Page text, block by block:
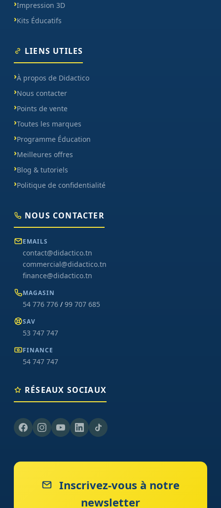
Impression 3D
Kits Éducatifs
LIENS UTILES
À propos de Didactico
Nous contacter
Points de vente
Toutes les marques
Programme Éducation
Meilleures offres
Blog & tutoriels
Politique de confidentialité
NOUS CONTACTER
EMAILS
contact@didactico.tn
commercial@didactico.tn
finance@didactico.tn
MAGASIN
54 776 776 / 99 707 685
SAV
53 747 747
FINANCE
54 747 747
RÉSEAUX SOCIAUX
Inscrivez-vous à notre
newsletter